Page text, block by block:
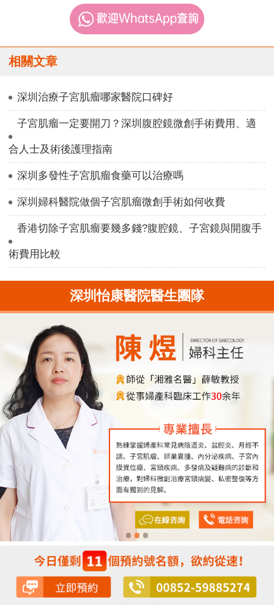
相關文章
深圳治療子宮肌瘤哪家醫院口碑好
子宮肌瘤一定要開刀？深圳腹腔鏡微創手術費用、適
合人士及術後護理指南
深圳多發性子宮肌瘤食藥可以治療嗎
深圳婦科醫院做個子宮肌瘤微創手術如何收費
香港切除子宮肌瘤要幾多錢?腹腔鏡、子宮鏡與開腹手
術費用比較
深圳怡康醫院醫生團隊